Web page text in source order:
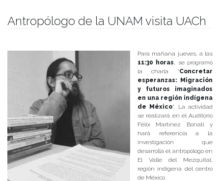
Antropólogo de la UNAM visita UACh
Para mañana jueves, a las
11:30 horas , se programó
la charla “Concretar
esperanzas: Migración
y futuros imaginados
en una región indígena
de México“. La actividad
se realizará en el Auditorio
Félix Martínez Bonati y
hará referencia a la
investigación que
desarrolla el antropólogo en
El Valle del Mezquital,
región indígena del centro
de México.